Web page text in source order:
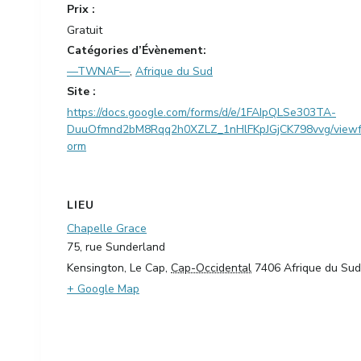
Prix :
Gratuit
Catégories d’Évènement:
—TWNAF—, Afrique du Sud
Site :
https://docs.google.com/forms/d/e/1FAIpQLSe303TA-
DuuOfmnd2bM8Rqq2h0XZLZ_1nHlFKpJGjCK798vvg/viewf
orm
LIEU
Chapelle Grace
75, rue Sunderland
Kensington, Le Cap, Cap-Occidental 7406 Afrique du Sud
+ Google Map